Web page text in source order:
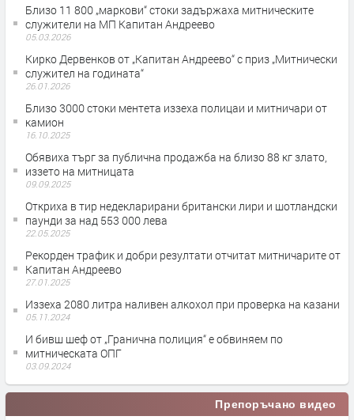
Близо 11 800 „маркови“ стоки задържаха митническите
служители на МП Капитан Андреево
05.03.2026
Кирко Дервенков от „Капитан Андреево“ с приз „Митнически
служител на годината“
26.01.2026
Близо 3000 стоки ментета иззеха полицаи и митничари от
камион
16.10.2025
Обявиха търг за публична продажба на близо 88 кг злато,
иззето на митницата
09.09.2025
Откриха в тир недекларирани британски лири и шотландски
паунди за над 553 000 лева
22.05.2025
Рекорден трафик и добри резултати отчитат митничарите от
Капитан Андреево
27.01.2025
Иззеха 2080 литра наливен алкохол при проверка на казани
05.11.2024
И бивш шеф от „Гранична полиция“ е обвиняем по
митническата ОПГ
03.09.2024
Препоръчано видео